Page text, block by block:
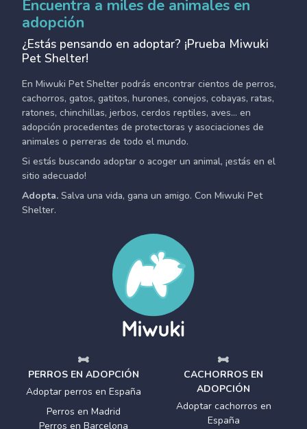
Encuentra a miles de animales en
adopción
¿Estás pensando en adoptar? ¡Prueba Miwuki
Pet Shelter!
En Miwuki Pet Shelter podrás encontrar cientos de perros,
cachorros, gatos, gatitos, hurones, conejos, cobayas, ratas,
ratones, chinchillas, jerbos, cerdos reptiles, aves... en
adopción procedentes de protectoras y asociaciones de
animales o perreras de todo el mundo.
Si estás buscando adoptar o acoger un animal, ¡estás en el
sitio adecuado!
Adopta. Salva una vida, gana un amigo. Con Miwuki Pet
Shelter.
PERROS EN ADOPCIÓN
Adoptar perros en España
Perros en Madrid
Perros en Barcelona
CACHORROS EN
ADOPCIÓN
Adoptar cachorros en
España